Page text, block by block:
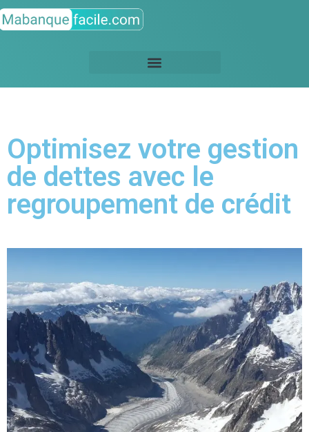
Optimisez votre gestion
de dettes avec le
regroupement de crédit